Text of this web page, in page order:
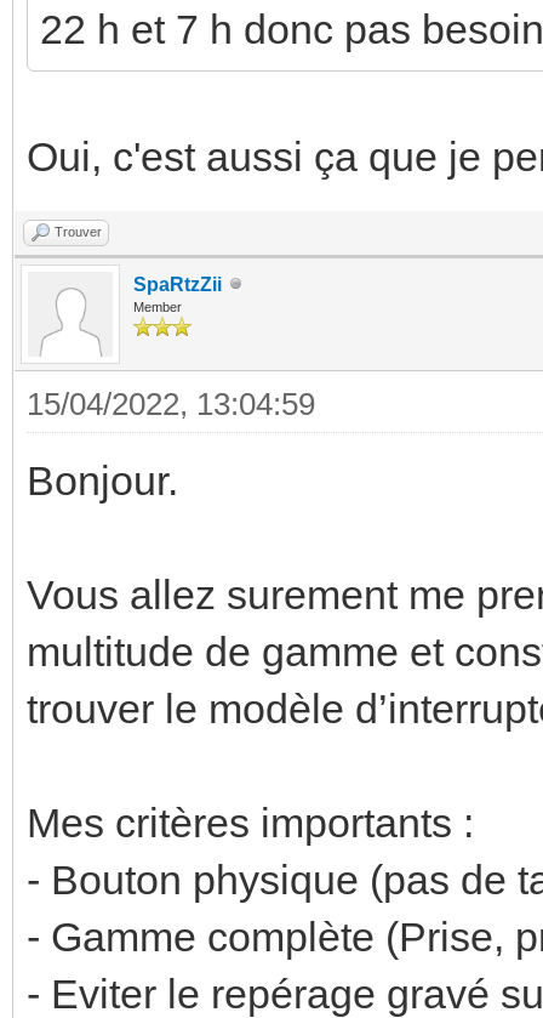
22 h et 7 h donc pas
Oui, c'est aussi ça que je
Trouver
SpaRtzZii
Member
15/04/2022, 13:04:59
Bonjour.
Vous allez surement me
multitude de gamme et
trouver le modèle
Mes critères importants :
- Bouton physique (pas de
- Gamme complète (Prise,
- Eviter le repérage gravé